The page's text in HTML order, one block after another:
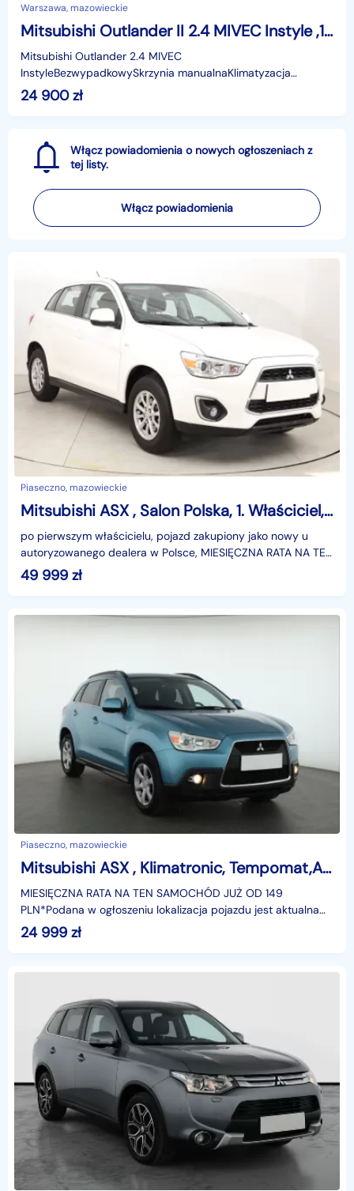
Warszawa, mazowieckie
Mitsubishi Outlander II 2.4 MIVEC Instyle ,170 KM, bezwypadkowy,stan bardzo dobry
Mitsubishi Outlander 2.4 MIVEC
InstyleBezwypadkowySkrzynia manualnaKlimatyzacja
automatycznaABSRelingiFelgi aluminiowe 18"Radio
+CDTapicerka welurowaRoleta
24 900zł
Włącz powiadomienia o nowych ogłoszeniach z
tej listy.
Włącz powiadomienia
Piaseczno, mazowieckie
Mitsubishi ASX , Salon Polska, 1. Właściciel, Serwis ASO, Klimatronic,
po pierwszym właścicielu, pojazd zakupiony jako nowy u
autoryzowanego dealera w Polsce, MIESIĘCZNA RATA NA TEN
SAMOCHÓD JUŻ OD 298 PLN*Podana w ogłoszeniu loka
49 999 zł
Piaseczno, mazowieckie
Mitsubishi ASX , Klimatronic, Tempomat,ALU
MIESIĘCZNA RATA NA TEN SAMOCHÓD JUŻ OD 149
PLN*Podana w ogłoszeniu lokalizacja pojazdu jest aktualna
na dzień wystawienia ogłoszenia. Przed przyjazdem do
salonu
24 999 zł